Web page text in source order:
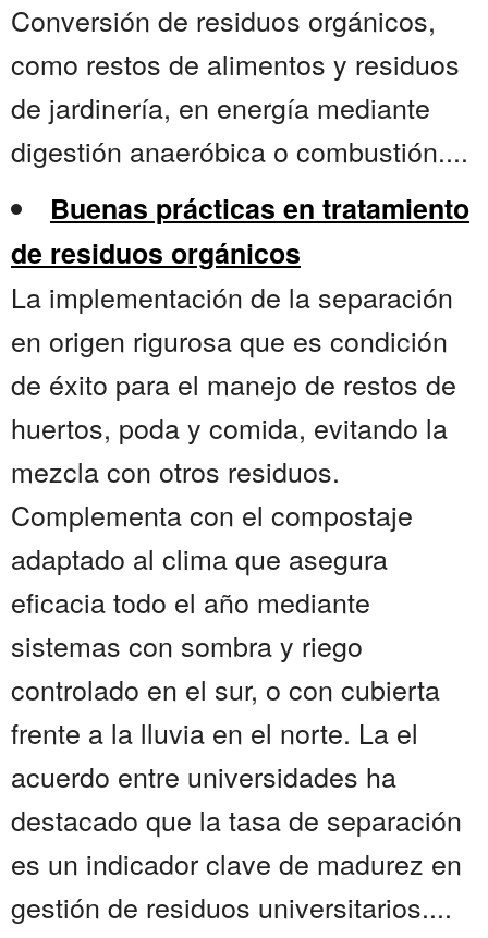
Conversión de residuos orgánicos,
como restos de alimentos y residuos
de jardinería, en energía mediante
digestión anaeróbica o combustión....
Buenas prácticas en tratamiento
de residuos orgánicos
La implementación de la separación
en origen rigurosa que es condición
de éxito para el manejo de restos de
huertos, poda y comida, evitando la
mezcla con otros residuos.
Complementa con el compostaje
adaptado al clima que asegura
eficacia todo el año mediante
sistemas con sombra y riego
controlado en el sur, o con cubierta
frente a la lluvia en el norte. La el
acuerdo entre universidades ha
destacado que la tasa de separación
es un indicador clave de madurez en
gestión de residuos universitarios....